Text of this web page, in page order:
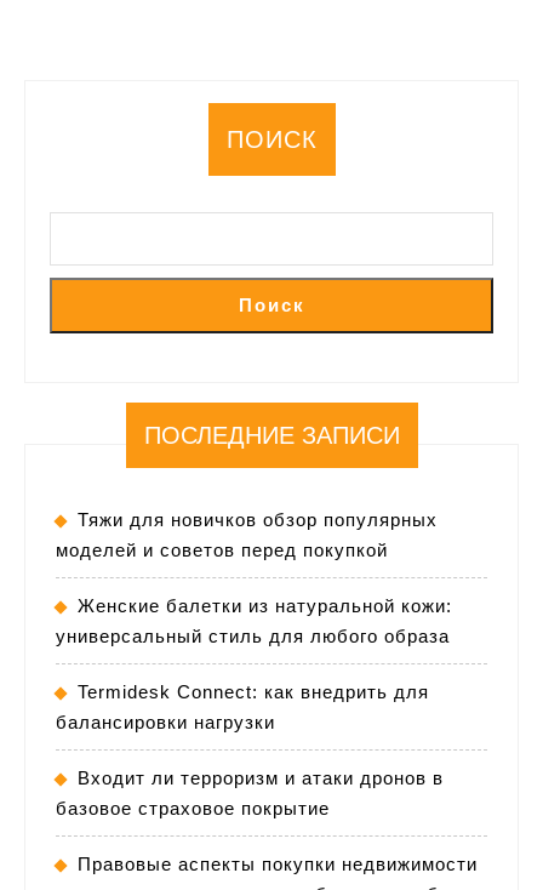
ПОИСК
Поиск
ПОСЛЕДНИЕ ЗАПИСИ
Тяжи для новичков обзор популярных
моделей и советов перед покупкой
Женские балетки из натуральной кожи:
универсальный стиль для любого образа
Termidesk Connect: как внедрить для
балансировки нагрузки
Входит ли терроризм и атаки дронов в
базовое страховое покрытие
Правовые аспекты покупки недвижимости